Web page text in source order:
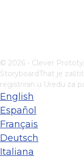
© 2026 - Clever
StoryboardThat je
registriran u Uredu za
English
Español
Français
Deutsch
Italiana